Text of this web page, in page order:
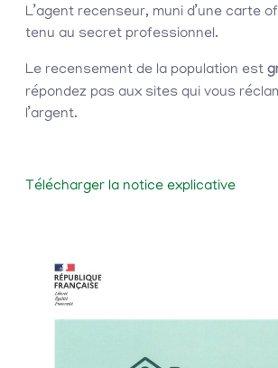
L’agent recenseur, muni d’une carte
tenu au secret professionnel.
Le recensement de la population est
répondez pas aux sites qui vous
l’argent.
Télécharger la notice explicative